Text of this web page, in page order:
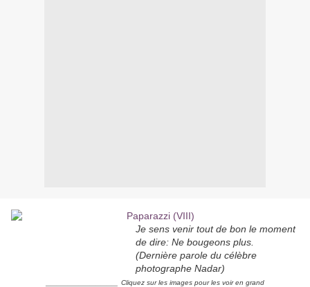
Je sens venir tout de bon le moment
de dire: Ne bougeons plus.
(Dernière parole du célèbre
photographe Nadar)
Cliquez sur les images pour les voir en grand